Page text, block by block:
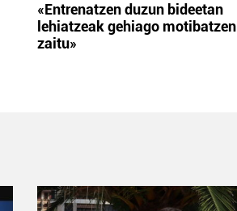
«Entrenatzen duzun bideetan
lehiatzeak gehiago motibatzen
zaitu»